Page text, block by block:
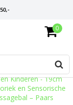
0
Kinderen - 19cm
en Sensorische
– Paars